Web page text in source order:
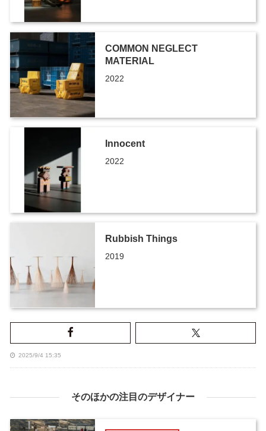
COMMON NEGLECT
MATERIAL
2022
Innocent
2022
Rubbish Things
2019
2025/9/4 15:35
そのほかの注目のデザイナー